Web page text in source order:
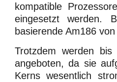
kompatible
eingesetzt werden.
basierende Am186 von
Trotzdem werden bis
angeboten, da sie
Kerns wesentlich